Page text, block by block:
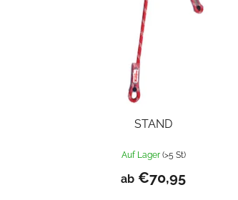
STAND
Auf Lager (>5 St)
ab €70,95